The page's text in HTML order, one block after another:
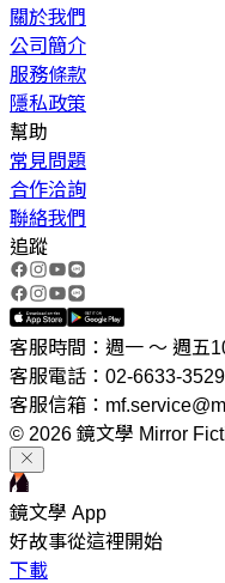
關於我們
公司簡介
服務條款
隱私政策
幫助
常見問題
合作洽詢
聯絡我們
追蹤
客服時間：週一 ～ 週五
客服電話：02-6633-3529
客服信箱：
© 2026 鏡文學 Mirror
鏡文學 App
好故事從這裡開始
下載